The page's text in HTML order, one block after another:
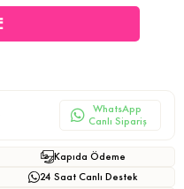
WhatsApp
Canlı Sipariş
Kapıda Ödeme
24 Saat Canlı Destek